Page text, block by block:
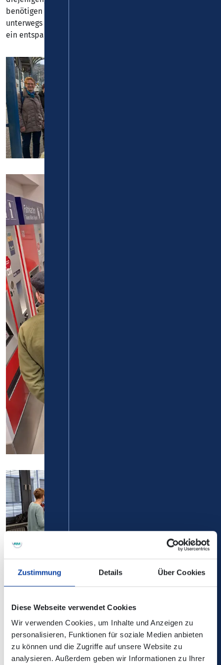
Zustimmung Details Über Cookies
Diese Webseite verwendet Cookies
Wir verwenden Cookies, um Inhalte und Anzeigen zu
personalisieren, Funktionen für soziale Medien anbieten
zu können und die Zugriffe auf unsere Website zu
analysieren. Außerdem geben wir Informationen zu Ihrer
benötigen und nur gelegentlich mit Bus und Bahn
unterwegs sind. Diese Schulungen legen die Grundlage für
ein entspanntes und kostengünstiges Reisen.
Der theoretische Teil der Schulung fand in der Geschäftsstelle der
VRM GmbH in Koblenz statt.
geklärt, darunter: Welcher Bus bringt mich an mein Ziel?
Wie oft muss ich umsteigen? Wo finde ich die benötigten
Informationen? Kann ich mit meinem Fahrschein Bus und
Bahn nutzen? Welches Ticket ist das günstigste? Diese und